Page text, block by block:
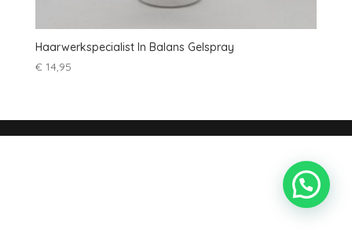
Haarwerkspecialist In Balans Gelspray
€14,95